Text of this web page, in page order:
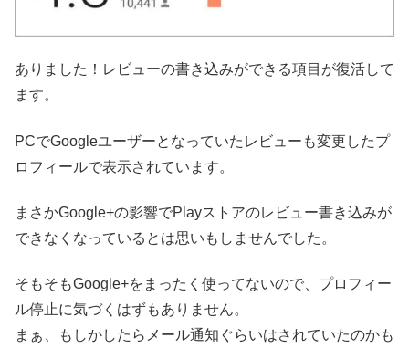
ありました！レビューの書き込みができる項目が復活して
ます。
PCでGoogleユーザーとなっていたレビューも変更したプ
ロフィールで表示されています。
まさかGoogle+の影響でPlayストアのレビュー書き込みが
できなくなっているとは思いもしませんでした。
そもそもGoogle+をまったく使ってないので、プロフィー
ル停止に気づくはずもありません。
まぁ、もしかしたらメール通知ぐらいはされていたのかも